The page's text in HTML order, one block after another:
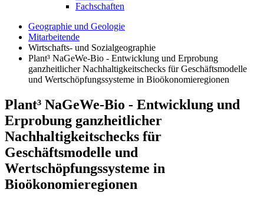
Fachschaften
Geographie und Geologie
Mitarbeitende
Wirtschafts- und Sozialgeographie
Plant³ NaGeWe-Bio - Entwicklung und Erprobung
ganzheitlicher Nachhaltigkeitschecks für Geschäftsmodelle
und Wertschöpfungssysteme in Bioökonomieregionen
Plant³ NaGeWe-Bio - Entwicklung und
Erprobung ganzheitlicher
Nachhaltigkeitschecks für
Geschäftsmodelle und
Wertschöpfungssysteme in
Bioökonomieregionen